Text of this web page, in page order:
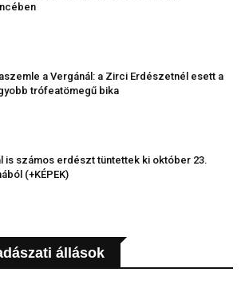
a Vergánál: a Zirci Erdészetnél esett a
trófeatömegű bika
is számos erdészt tüntettek ki október 23.
(+KÉPEK)
állások